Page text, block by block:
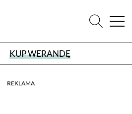
KUP WERANDĘ
REKLAMA